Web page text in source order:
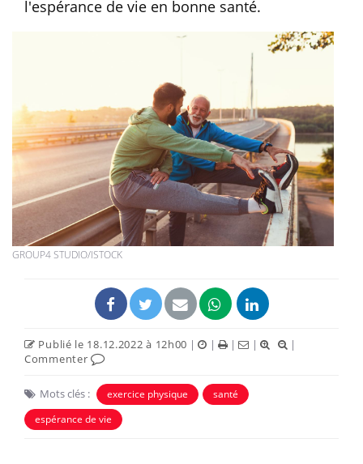
l'espérance de vie en bonne santé.
GROUP4 STUDIO/ISTOCK
Publié le 18.12.2022 à 12h00 | | | |
|
Commenter
Mots clés : exercice physique
santé
espérance de vie